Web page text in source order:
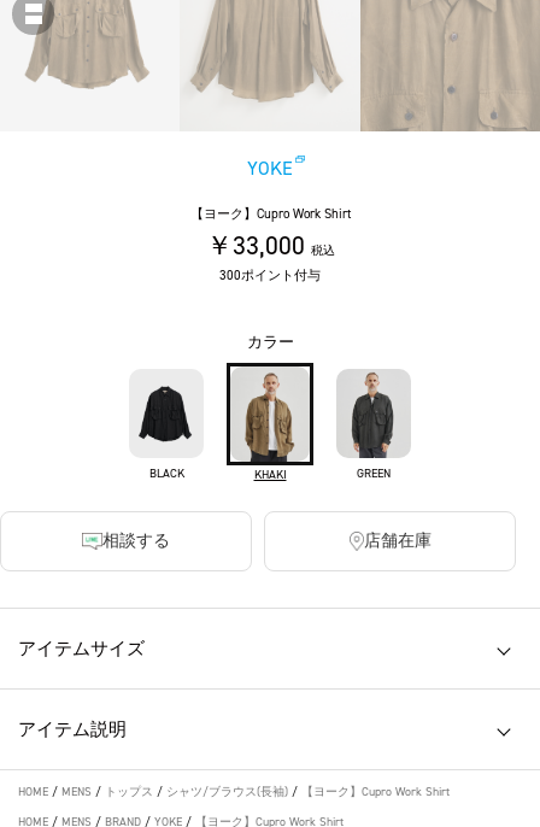
YOKE
【ヨーク】Cupro Work Shirt
￥33,000 税込
300ポイント付与
カラー
BLACK KHAKI GREEN
相談する 店舗在庫
アイテムサイズ
アイテム説明
HOME / MENS / トップス / シャツ/ブラウス(長袖) /
【ヨーク】Cupro Work Shirt
HOME / MENS / BRAND / YOKE / 【ヨーク】Cupro Work Shirt